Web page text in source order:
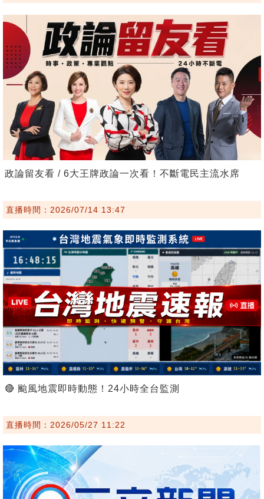
政論留友看 / 6大王牌政論一次看！不斷電民主流水席
直播時間：2026/07/14 13:47
🔴 颱風地震即時動態！24小時全台監測
直播時間：2026/05/27 11:22